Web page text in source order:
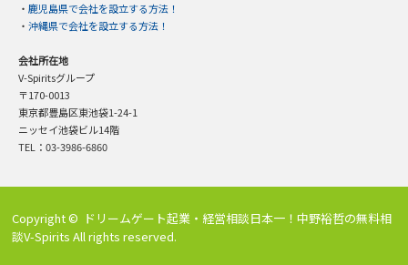
・ 鹿児島県で会社を設立する方法！
・ 沖縄県で会社を設立する方法！
会社所在地
V-Spiritsグループ
〒170-0013
東京都豊島区東池袋1-24-1
ニッセイ池袋ビル14階
TEL：03-3986-6860
Copyright © ドリームゲート起業・経営相談日本一！中野裕哲の無料相
談V-Spirits All rights reserved.